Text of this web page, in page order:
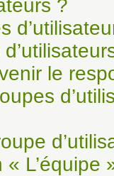
?
le
« L’équipe